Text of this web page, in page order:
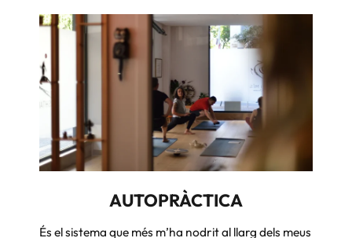
AUTOPRÀCTICA
És el sistema que més m’ha nodrit al llarg dels meus